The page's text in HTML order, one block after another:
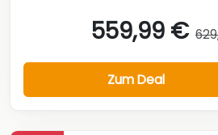
559,99 €
Zum Deal